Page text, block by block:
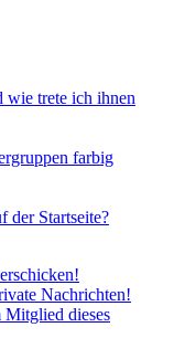
wie trete ich ihnen
farbig
der Startseite?
Nachrichten!
Mitglied dieses